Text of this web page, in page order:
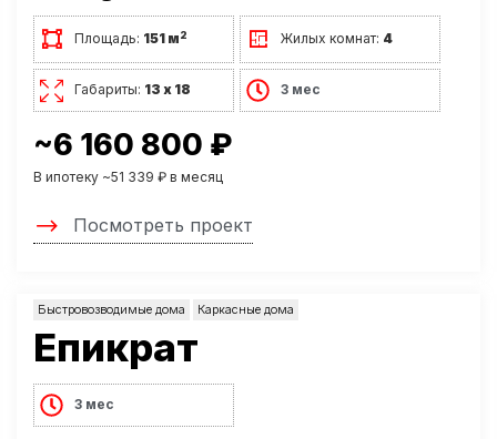
Площадь: 151 м2 Жилых комнат: 4
Габариты: 13 х 18 3 мес
~6 160 800 ₽
В ипотеку ~51 339 ₽ в месяц
Посмотреть проект
Быстровозводимые дома Каркасные дома
Епикрат
3 мес